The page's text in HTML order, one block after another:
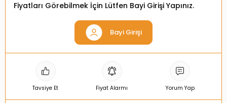
Fiyatları Görebilmek İçin Lütfen Bayi Girişi Yapınız.
Bayi Girişi
Tavsiye Et Fiyat Alarmı Yorum Yap